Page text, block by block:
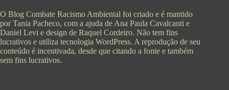
O Blog Combate Racismo Ambiental foi criado e é mantido
por Tania Pacheco, com a ajuda de Ana Paula Cavalcanti e
Daniel Levi e design de Raquel Cordeiro. Não tem fins
lucrativos e utiliza tecnologia WordPress. A reprodução de seu
conteúdo é incentivada, desde que citando a fonte e também
sem fins lucrativos.